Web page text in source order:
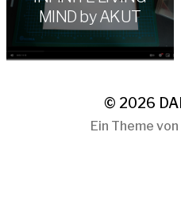
MIND by AKUT
© 2026
Ein Theme von